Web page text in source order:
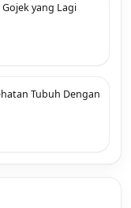
yang Lagi
Tubuh Dengan